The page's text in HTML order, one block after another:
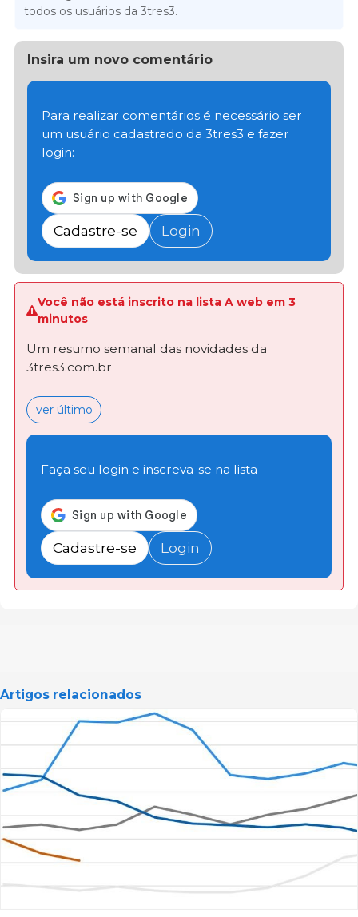
todos os usuários da 3tres3.
Insira um novo comentário
Para realizar comentários é necessário ser
um usuário cadastrado da 3tres3 e fazer
login:
Cadastre-se Login
Você não está inscrito na lista A web em 3
minutos
Um resumo semanal das novidades da
3tres3.com.br
ver último
Faça seu login e inscreva-se na lista
Cadastre-se Login
Artigos relacionados